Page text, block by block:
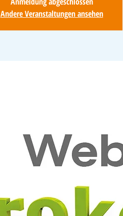
Andere Veranstaltungen ansehen